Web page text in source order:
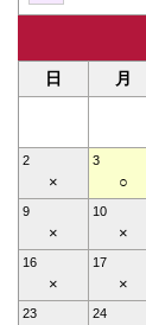
日 月
2
×
3
○
9
×
10
×
16
×
17
×
23 24